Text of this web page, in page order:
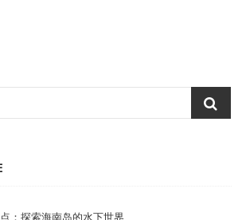
：探索海南岛的水下世界